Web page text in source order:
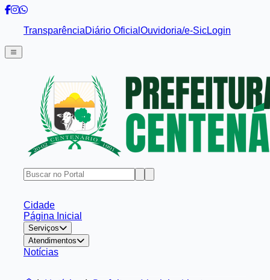
TransparênciaDiário Oficial Ouvidoria/e-SicLogin
Cidade
Página Inicial
Serviços
Atendimentos
Notícias